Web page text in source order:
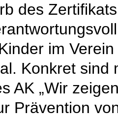
des
im
Konkret sind
AK „Wir
Prävention